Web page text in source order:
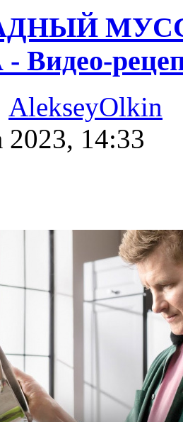
AlekseyOlkin
2023, 14:33